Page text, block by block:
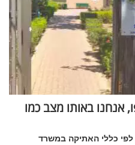
אנחנו באותו מצב כמו
לפי כללי האתיקה במשרד